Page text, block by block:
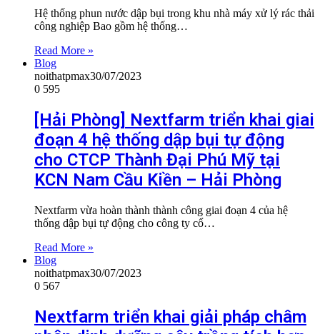
Hệ thống phun nước dập bụi trong khu nhà máy xử lý rác thải
công nghiệp Bao gồm hệ thống…
Read More »
Blog
noithatpmax30/07/2023
0 595
[Hải Phòng] Nextfarm triển khai giai
đoạn 4 hệ thống dập bụi tự động
cho CTCP Thành Đại Phú Mỹ tại
KCN Nam Cầu Kiền – Hải Phòng
Nextfarm vừa hoàn thành thành công giai đoạn 4 của hệ
thống dập bụi tự động cho công ty cổ…
Read More »
Blog
noithatpmax30/07/2023
0 567
Nextfarm triển khai giải pháp châm